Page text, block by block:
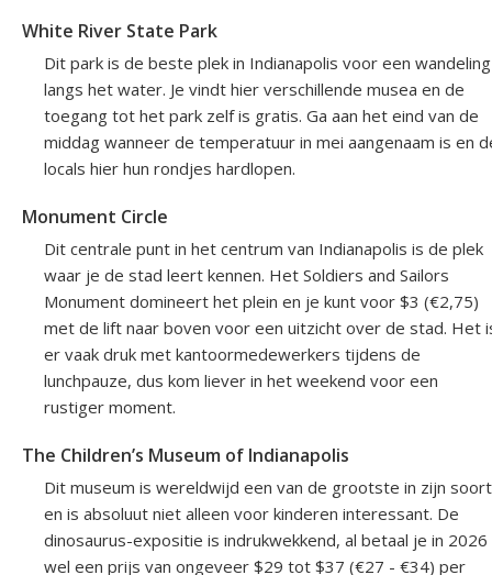
White River State Park
Dit park is de beste plek in Indianapolis voor een wandeling
langs het water. Je vindt hier verschillende musea en de
toegang tot het park zelf is gratis. Ga aan het eind van de
middag wanneer de temperatuur in mei aangenaam is en
locals hier hun rondjes hardlopen.
Monument Circle
Dit centrale punt in het centrum van Indianapolis is de plek
waar je de stad leert kennen. Het Soldiers and Sailors
Monument domineert het plein en je kunt voor $3 (€2,75)
met de lift naar boven voor een uitzicht over de stad. Het
er vaak druk met kantoormedewerkers tijdens de
lunchpauze, dus kom liever in het weekend voor een
rustiger moment.
The Children’s Museum of Indianapolis
Dit museum is wereldwijd een van de grootste in zijn soort
en is absoluut niet alleen voor kinderen interessant. De
dinosaurus-expositie is indrukwekkend, al betaal je in 2026
wel een prijs van ongeveer $29 tot $37 (€27 - €34) per